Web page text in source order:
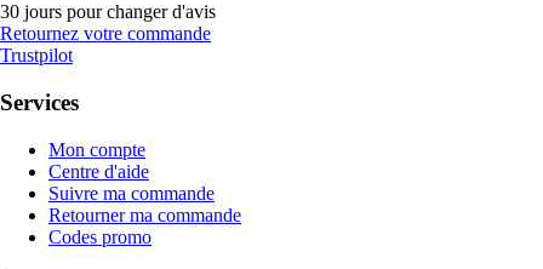
30 jours pour changer d'avis
Retournez votre commande
Trustpilot
Services
Mon compte
Centre d'aide
Suivre ma commande
Retourner ma commande
Codes promo